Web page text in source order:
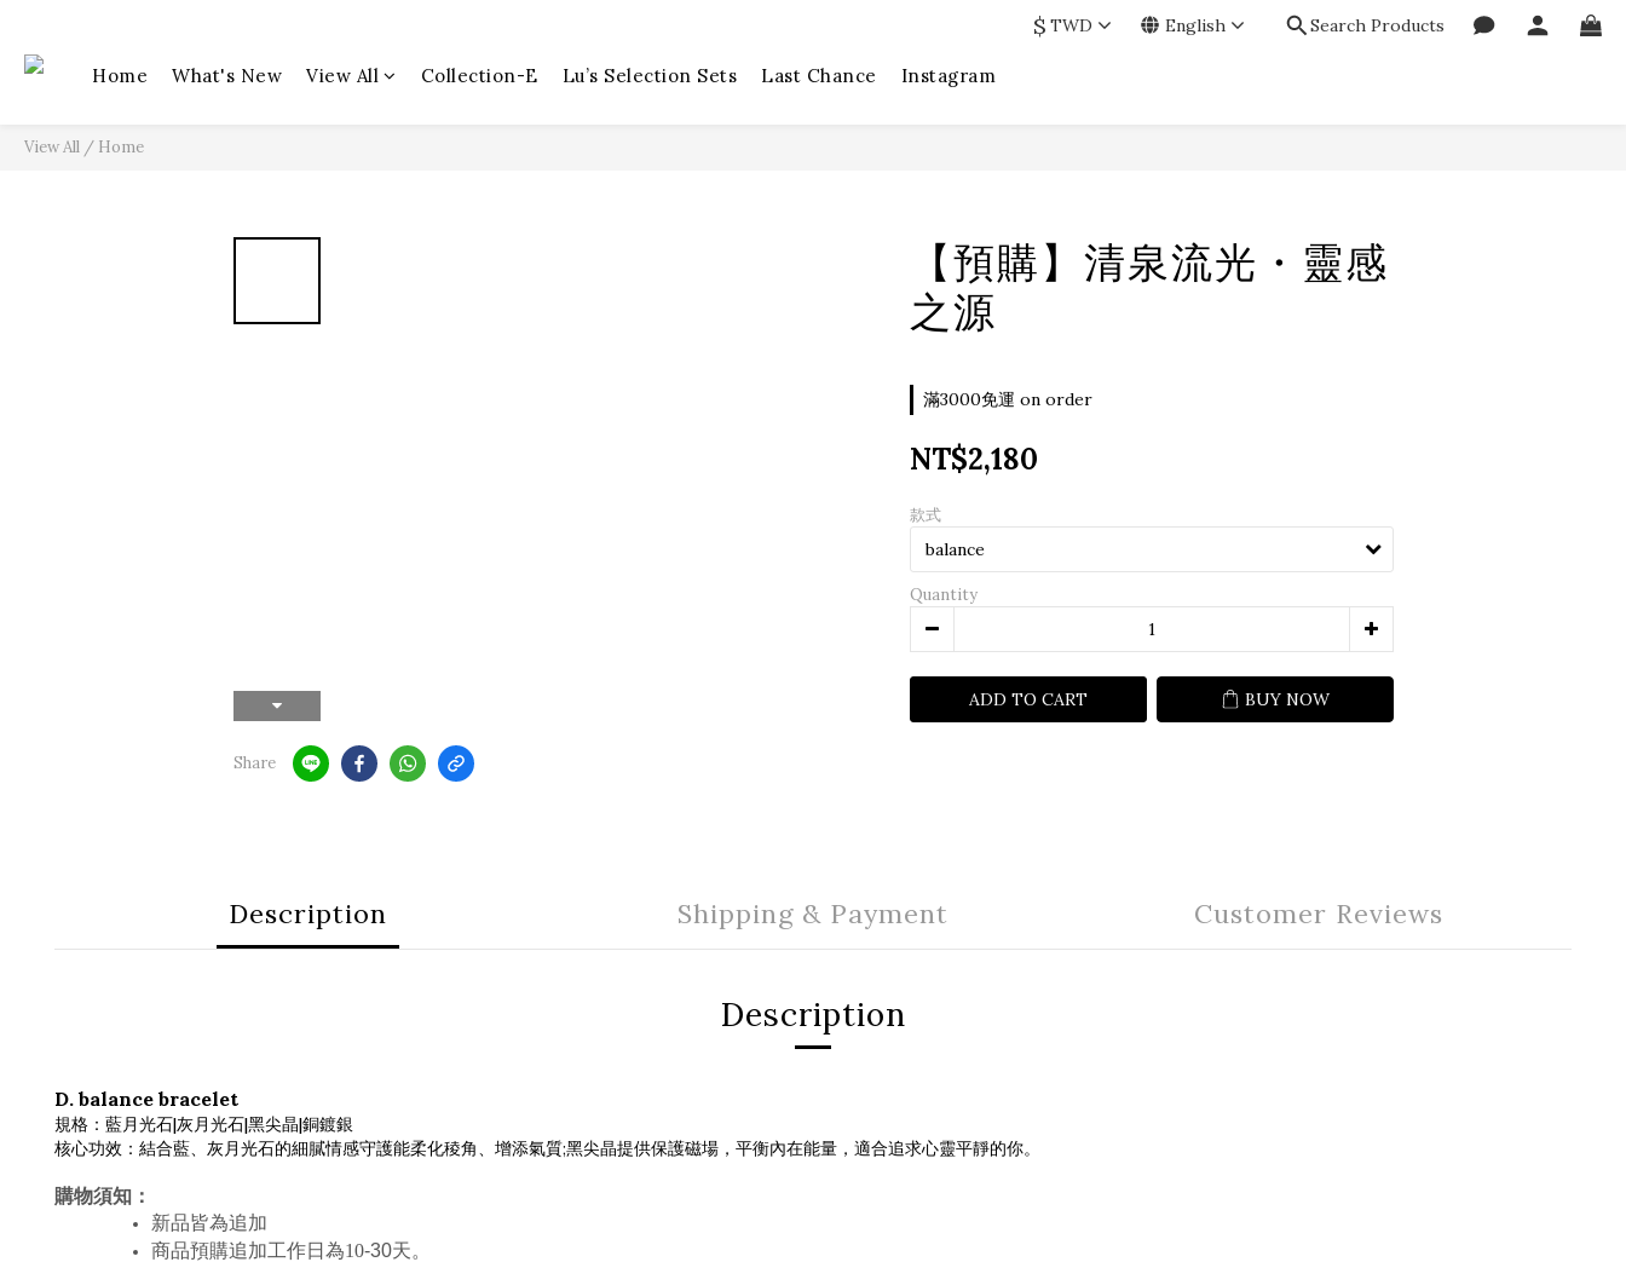
$ TWD English Search Products
Home What's New View All Collection-E Lu’s Selection Sets Last Chance Instagram
View All / Home
Share
【預購】清泉流光・靈感
之源
滿3000免運 on order
NT$2,180
款式
Quantity
ADD TO CART BUY NOW
Description Shipping & Payment Customer Reviews
Description
D. balance bracelet
規格：藍月光石|灰月光石|黑尖晶|銅鍍銀
核心功效：結合藍、灰月光石的細膩情感守護能柔化稜角、增添氣質;黑尖晶提供保護磁場，平衡內在能量，適合追求心靈平靜的你。
購物須知：
新品皆為追加
商品預購追加工作日為10-30天。